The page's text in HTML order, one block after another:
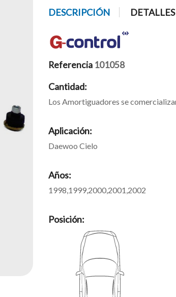
DESCRIPCIÓN
Referencia 101058
Cantidad:
Los Amortiguadores se
Aplicación:
Daewoo Cielo
Años:
1998,1999,2000,2001,2002
Posición: